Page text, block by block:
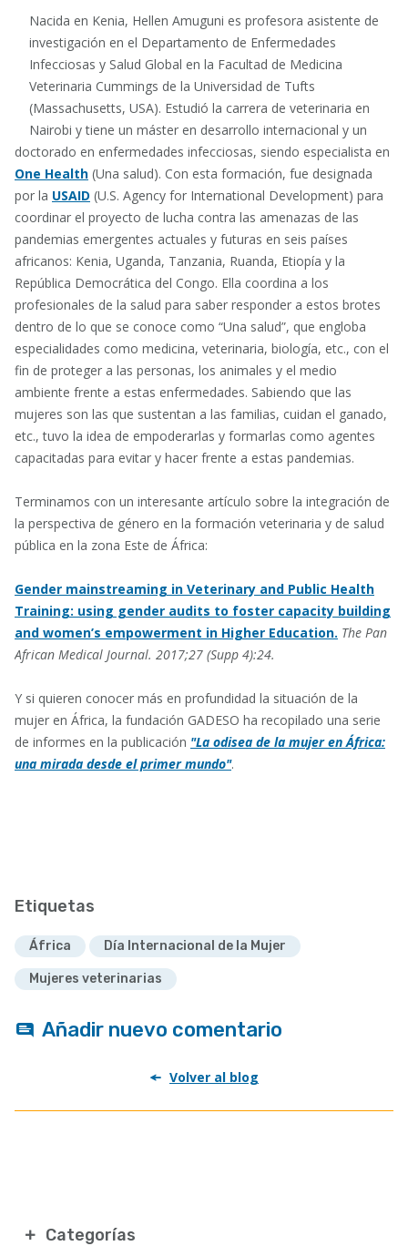
Categorías
Nacida en Kenia, Hellen Amuguni es profesora asistente de
investigación en el Departamento de Enfermedades
Infecciosas y Salud Global en la Facultad de Medicina
Veterinaria Cummings de la Universidad de Tufts
(Massachusetts, USA). Estudió la carrera de veterinaria en
Nairobi y tiene un máster en desarrollo internacional y un
doctorado en enfermedades infecciosas, siendo especialista en
One Health (Una salud). Con esta formación, fue designada
por la USAID (U.S. Agency for International Development) para
coordinar el proyecto de lucha contra las amenazas de las
pandemias emergentes actuales y futuras en seis países
africanos: Kenia, Uganda, Tanzania, Ruanda, Etiopía y la
República Democrática del Congo. Ella coordina a los
profesionales de la salud para saber responder a estos brotes
dentro de lo que se conoce como “Una salud”, que engloba
especialidades como medicina, veterinaria, biología, etc., con el
fin de proteger a las personas, los animales y el medio
ambiente frente a estas enfermedades. Sabiendo que las
mujeres son las que sustentan a las familias, cuidan el ganado,
etc., tuvo la idea de empoderarlas y formarlas como agentes
capacitadas para evitar y hacer frente a estas pandemias.
Terminamos con un interesante artículo sobre la integración de
la perspectiva de género en la formación veterinaria y de salud
pública en la zona Este de África:
Gender mainstreaming in Veterinary and Public Health
Training: using gender audits to foster capacity building
and women’s empowerment in Higher Education. The Pan
African Medical Journal. 2017;27 (Supp 4):24.
Y si quieren conocer más en profundidad la situación de la
mujer en África, la fundación GADESO ha recopilado una serie
de informes en la publicación "La odisea de la mujer en África:
una mirada desde el primer mundo".
Etiquetas
África Día Internacional de la Mujer
Mujeres veterinarias
Añadir nuevo comentario
Volver al blog